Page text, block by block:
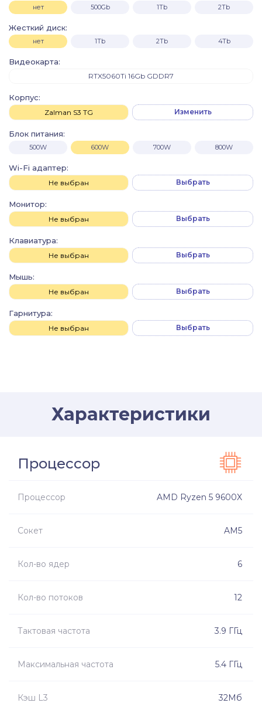
нет 500Gb 1Tb 2Tb
Жесткий диск:
нет 1Tb 2Tb 4Tb
Видеокарта:
RTX5060Ti 16Gb GDDR7
Корпус:
Zalman S3 TG Изменить
Блок питания:
500W 600W 700W 800W
Wi-Fi адаптер:
Не выбран Выбрать
Монитор:
Не выбран Выбрать
Клавиатура:
Не выбран Выбрать
Мышь:
Не выбран Выбрать
Гарнитура:
Не выбран Выбрать
Характеристики
Процессор
Процессор AMD Ryzen 5 9600X
Сокет AM5
Кол-во ядер 6
Кол-во потоков 12
Тактовая частота 3.9 ГГц
Максимальная частота 5.4 ГГц
Кэш L3 32Мб